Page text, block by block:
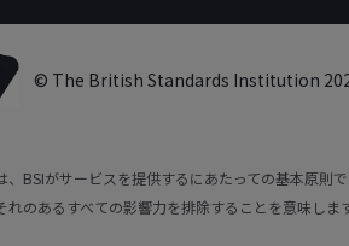
© The British Standards Institution
、BSIがサービスを提供するにあたっての基本原則
れのあるすべての影響力を排除することを意味します